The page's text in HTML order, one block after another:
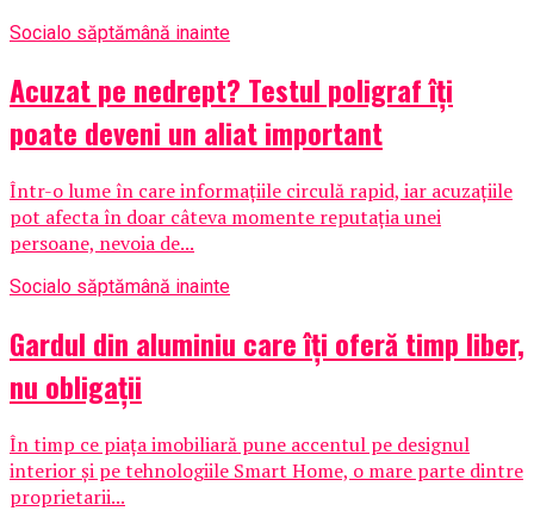
Social o săptămână inainte
Acuzat pe nedrept? Testul poligraf îţi
poate deveni un aliat important
Într-o lume în care informațiile circulă rapid, iar acuzațiile
pot afecta în doar câteva momente reputația unei
persoane, nevoia de...
Socialo săptămână inainte
Gardul din aluminiu care îți oferă timp liber,
nu obligații
În timp ce piața imobiliară pune accentul pe designul
interior și pe tehnologiile Smart Home, o mare parte dintre
proprietarii...